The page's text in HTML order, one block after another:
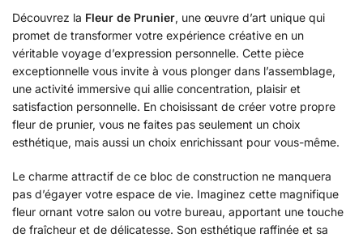
Découvrez la Fleur de Prunier, une œuvre d’art unique qui
promet de transformer votre expérience créative en un
véritable voyage d’expression personnelle. Cette pièce
exceptionnelle vous invite à vous plonger dans l’assemblage,
une activité immersive qui allie concentration, plaisir et
satisfaction personnelle. En choisissant de créer votre propre
fleur de prunier, vous ne faites pas seulement un choix
esthétique, mais aussi un choix enrichissant pour vous-même.
Le charme attractif de ce bloc de construction ne manquera
pas d’égayer votre espace de vie. Imaginez cette magnifique
fleur ornant votre salon ou votre bureau, apportant une touche
de fraîcheur et de délicatesse. Son esthétique raffinée et sa